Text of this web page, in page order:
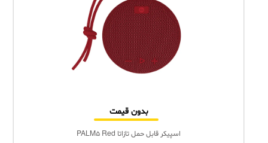
بدون قیمت
اسپیکر قابل حمل تازاتا PALM5 Red